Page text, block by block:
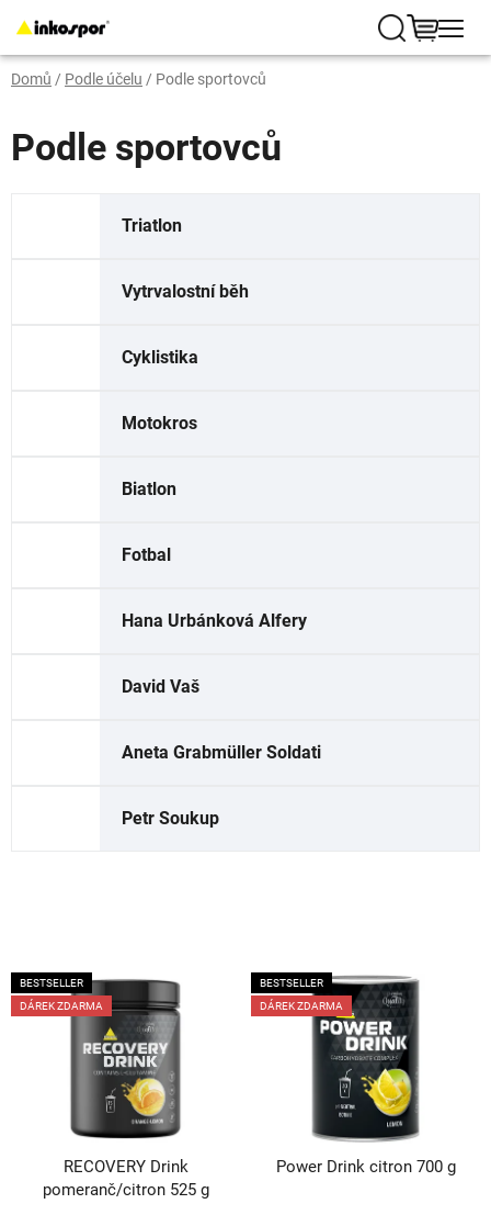
na
obsah
Hledat
Domů / Podle účelu / Podle sportovců
Podle sportovců
Triatlon
Vytrvalostní běh
Cyklistika
Motokros
Biatlon
Fotbal
Hana Urbánková Alfery
David Vaš
Aneta Grabmüller Soldati
Petr Soukup
V
ý
BESTSELLER
DÁREK ZDARMA
RECOVERY Drink
pomeranč/citron 525 g
BESTSELLER
DÁREK ZDARMA
Power Drink citron 700 g